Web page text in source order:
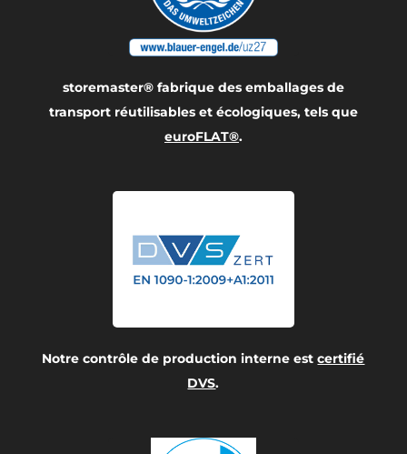
storemaster® fabrique des emballages de
transport réutilisables et écologiques, tels que
euroFLAT®.
Notre contrôle de production interne estcertifié
DVS.